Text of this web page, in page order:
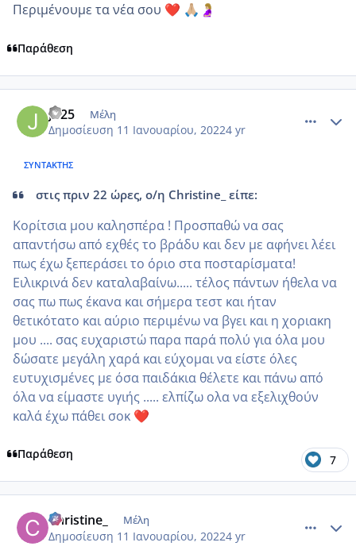
Περιμένουμε τα νέα σου ❤️ 🙏🏼 🤰🏼
Παράθεση
Jo25 Μέλη
Δημοσίευση 11 Ιανουαρίου, 20224 yr
ΣΥΝΤΆΚΤΗΣ
στις πριν 22 ώρες, ο/η Christine_ είπε:
Κορίτσια μου καλησπέρα ! Προσπαθώ να σας
απαντήσω από εχθές το βράδυ και δεν με αφήνει λέει
πως έχω ξεπεράσει το όριο στα ποσταρίσματα!
Ειλικρινά δεν καταλαβαίνω..... τέλος πάντων ήθελα να
σας πω πως έκανα και σήμερα τεστ και ήταν
θετικότατο και αύριο περιμένω να βγει και η χοριακη
μου .... σας ευχαριστώ παρα παρά πολύ για όλα μου
δώσατε μεγάλη χαρά και εύχομαι να είστε όλες
ευτυχισμένες με όσα παιδάκια θέλετε και πάνω από
όλα να είμαστε υγιής ..... ελπίζω ολα να εξελιχθούν
καλά έχω πάθει σοκ ❤️
Παράθεση 7
Christine_ Μέλη
Δημοσίευση 11 Ιανουαρίου, 20224 yr